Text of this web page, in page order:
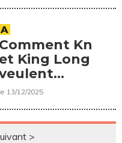
Comment Knave
et King Long
accélérer le
le 13/12/2025
>